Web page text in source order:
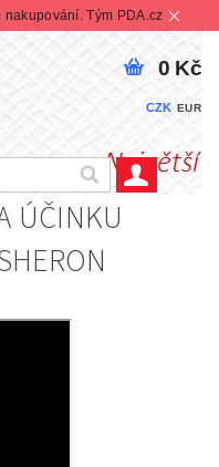
Tým PDA.cz
CZK EUR
0 Kč
ÚČINKU